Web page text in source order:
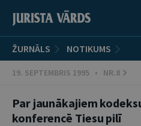
ŽURNĀLS NOTIKUMS
19. SEPTEMBRIS 1995 • NR.8
Par jaunākajiem
konferencē Tiesu pilī